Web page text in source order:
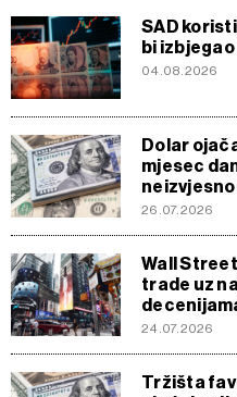
SAD
bi
04.08.2026
Dolar
mjesec
26.07.2026
Wall
trade uz
24.07.2026
Tržišta